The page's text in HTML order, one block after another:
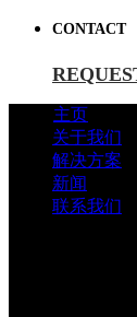
CONTACT
主页
关于我们
解决方案
新闻
联系我们